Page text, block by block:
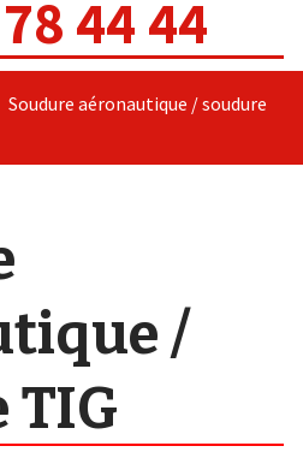
44 44
Soudure aéronautique / soudure
/
TIG